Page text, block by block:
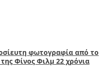
φωτογραφία από το
Φίνος Φιλμ 22 χρόνια